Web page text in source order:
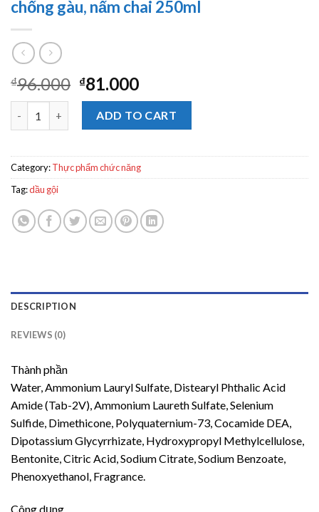
chống gàu, nấm chai 250ml
₫96.000 ₫81.000
ADD TO CART
Category:Thực phẩm chức năng
Tag:dầu gội
DESCRIPTION
REVIEWS (0)
Thành phần
Water, Ammonium Lauryl Sulfate, Distearyl Phthalic Acid
Amide (Tab-2V), Ammonium Laureth Sulfate, Selenium
Sulfide, Dimethicone, Polyquaternium-73, Cocamide DEA,
Dipotassium Glycyrrhizate, Hydroxypropyl Methylcellulose,
Bentonite, Citric Acid, Sodium Citrate, Sodium Benzoate,
Phenoxyethanol, Fragrance.
Công dụng